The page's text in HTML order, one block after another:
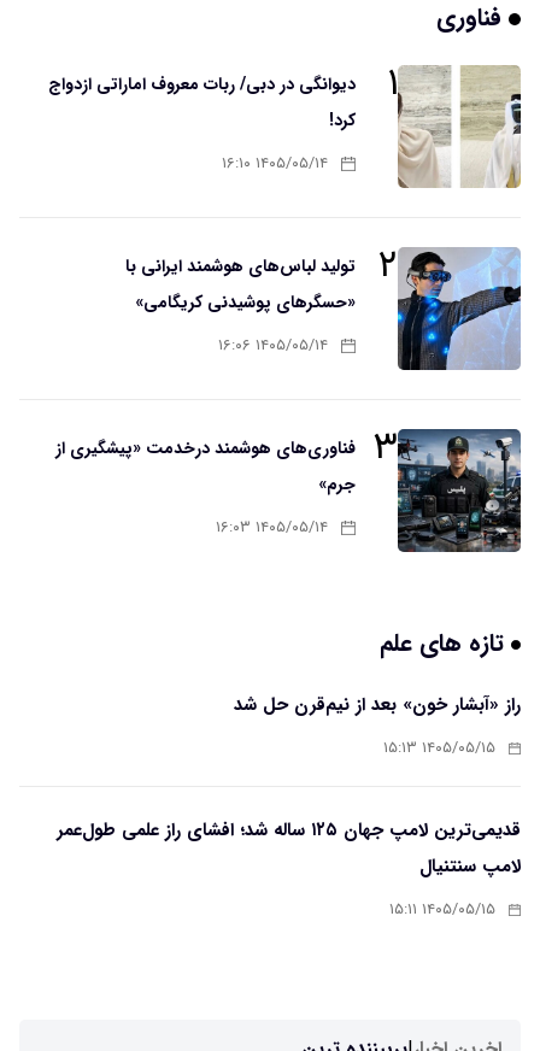
فناوری
۱
دیوانگی در دبی/ ربات معروف اماراتی ازدواج
کرد!
۱۴۰۵/۰۵/۱۴ ۱۶:۱۰
۲
تولید لباس‌های هوشمند ایرانی با
«حسگرهای پوشیدنی کریگامی»
۱۴۰۵/۰۵/۱۴ ۱۶:۰۶
۳
فناوری‌های هوشمند درخدمت «پیشگیری از
جرم»
۱۴۰۵/۰۵/۱۴ ۱۶:۰۳
تازه های علم
راز «آبشار خون» بعد از نیم‌قرن حل شد
۱۴۰۵/۰۵/۱۵ ۱۵:۱۳
قدیمی‌ترین لامپ جهان ۱۲۵ ساله شد؛ افشای راز علمی طول‌عمر
لامپ سنتنیال
۱۴۰۵/۰۵/۱۵ ۱۵:۱۱